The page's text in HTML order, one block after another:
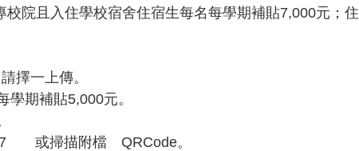
院且入住學校宿舍住宿生每名每學期補貼7,000元；
一上傳。
期補貼5,000元。
或掃描附檔 QRCode。